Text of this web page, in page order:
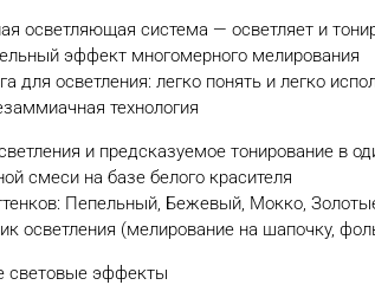
осветляющая система — осветляет и
эффект многомерного мелирования
для осветления: легко понять и легко
технология
и предсказуемое тонирование в
смеси на базе белого красителя
Пепельный, Бежевый, Мокко,
осветления (мелирование на шапочку,
световые эффекты